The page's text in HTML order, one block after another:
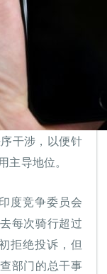
干涉，以便针
导地位。
度竞争委员会
每次骑行超过
拒绝投诉，但
部门的总干事